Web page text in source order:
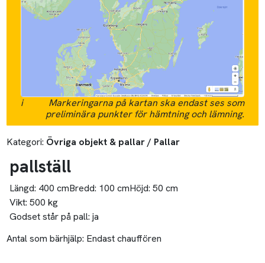
i
Markeringarna på kartan ska endast ses som
preliminära punkter för hämtning och lämning.
Kategori: Övriga objekt & pallar / Pallar
pallställ
Längd: 400 cmBredd: 100 cmHöjd: 50 cm
Vikt: 500 kg
Godset står på pall: ja
Antal som bärhjälp: Endast chauffören